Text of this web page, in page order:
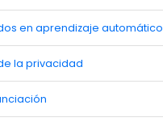
en aprendizaje automático
la privacidad